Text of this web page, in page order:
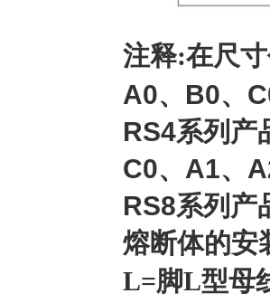
注释:在尺
A0、B0、
RS4系列产
C0、A1、
RS8系列产
熔断体的安
L=脚L型母